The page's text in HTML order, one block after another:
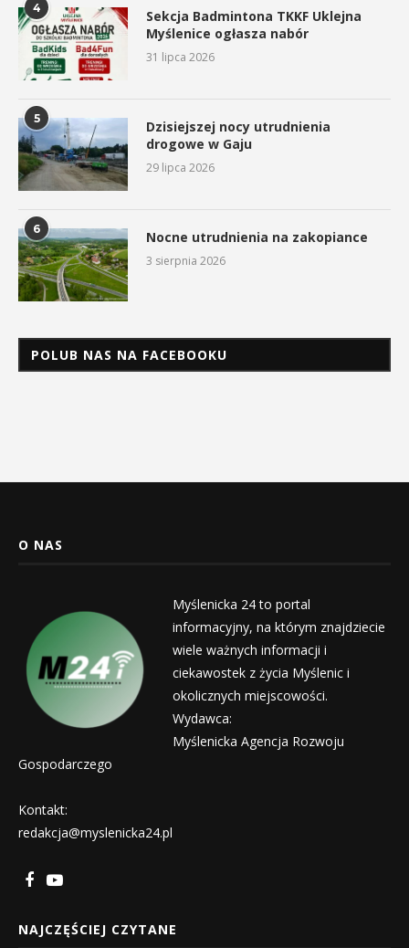
4
Sekcja Badmintona TKKF Uklejna
Myślenice ogłasza nabór
31 lipca 2026
5
Dzisiejszej nocy utrudnienia
drogowe w Gaju
29 lipca 2026
6 Nocne utrudnienia na zakopiance
3 sierpnia 2026
POLUB NAS NA FACEBOOKU
O NAS
Myślenicka 24 to portal
informacyjny, na którym znajdziecie
wiele ważnych informacji i
ciekawostek z życia Myślenic i
okolicznych miejscowości.
Wydawca:
Myślenicka Agencja Rozwoju
Gospodarczego
Kontakt:
redakcja@myslenicka24.pl
NAJCZĘŚCIEJ CZYTANE